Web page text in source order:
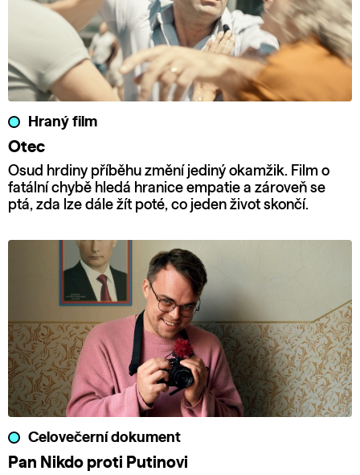
Hraný film
Otec
Osud hrdiny příběhu změní jediný okamžik. Film o
fatální chybě hledá hranice empatie a zároveň se
ptá, zda lze dále žít poté, co jeden život skončí.
Celovečerní dokument
Pan Nikdo proti Putinovi